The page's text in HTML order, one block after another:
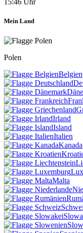
15:46 Uhr
Mein Land
Polen
Belgien
Irland
Island
Italien
Kanada
Malta